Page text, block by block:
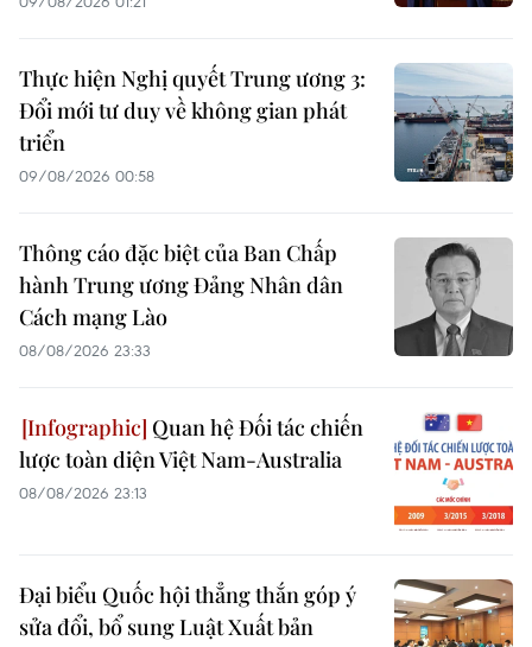
Thực hiện Nghị quyết Trung ương 3:
Đổi mới tư duy về không gian phát
triển
09/08/2026 00:58
Thông cáo đặc biệt của Ban Chấp
hành Trung ương Đảng Nhân dân
Cách mạng Lào
08/08/2026 23:33
Quan hệ Đối tác chiến
lược toàn diện Việt Nam-Australia
08/08/2026 23:13
Đại biểu Quốc hội thẳng thắn góp ý
sửa đổi, bổ sung Luật Xuất bản